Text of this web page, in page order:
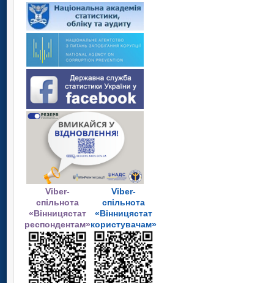
Viber-
спільнота
«Вінницястат
респондентам»
Viber-
спільнота
«Вінницястат
користувачам»